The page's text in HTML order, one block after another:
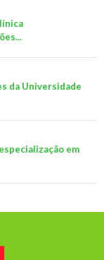
da Universidade
em